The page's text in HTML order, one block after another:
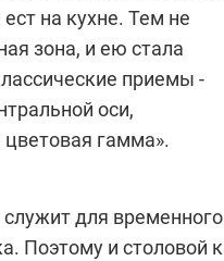
на кухне. Тем не
зона, и ею стала
приемы -
оси,
гамма».
для временного
Поэтому и столовой